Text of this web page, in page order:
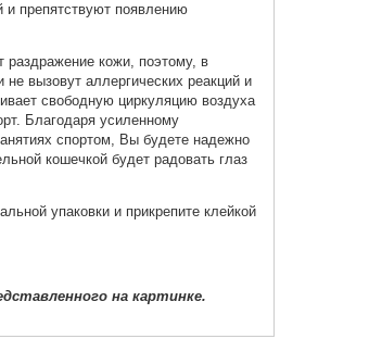
препятствуют появлению
раздражение кожи, поэтому, в
не вызовут аллергических реакций и
свободную циркуляцию воздуха
Благодаря усиленному
спортом, Вы будете надежно
кошечкой будет радовать глаз
упаковки и прикрепите клейкой
на картинке.